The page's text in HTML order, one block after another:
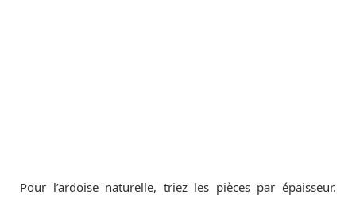
Pour l’ardoise naturelle, triez les pièces par épaisseur.